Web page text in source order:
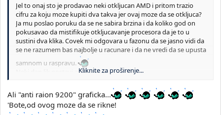
Jel to onaj sto je prodavao neki otkljucan AMD i pritom trazio
cifru za koju moze kupiti dva takva jer ovaj moze da se otkljuca?
Ja mu poslao poruku da se ne sabira brzina i da koliko god on
pokusavao da mistifikuje otkljucavanje procesora da je to u
sustini dva klika. Covek mi odgovara u fazonu da se jasno vidi da
se ne razumem bas najbolje u racunare i da ne vredi da se upusta
samnom u raspravu.
Neki dan lik postavi aukciju:
I ja mu isto napisem poruku sa tacnim nazivima i ispravim mu
pravopisne greske, a covek me toliko napljuvao da nisam mogao
da verujem.
Kliknite za proširenje...
Ali "anti raion 9200" graficka...
'Bote,od ovog moze da se rikne!